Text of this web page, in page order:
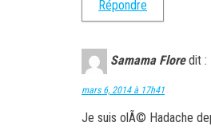
Répondre
Samama Flore dit :
mars 6, 2014 à 17h41
Je suis olÃ© Hadache